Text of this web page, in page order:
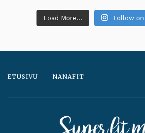
Load More... Follow
ETUSIVU NANAFIT